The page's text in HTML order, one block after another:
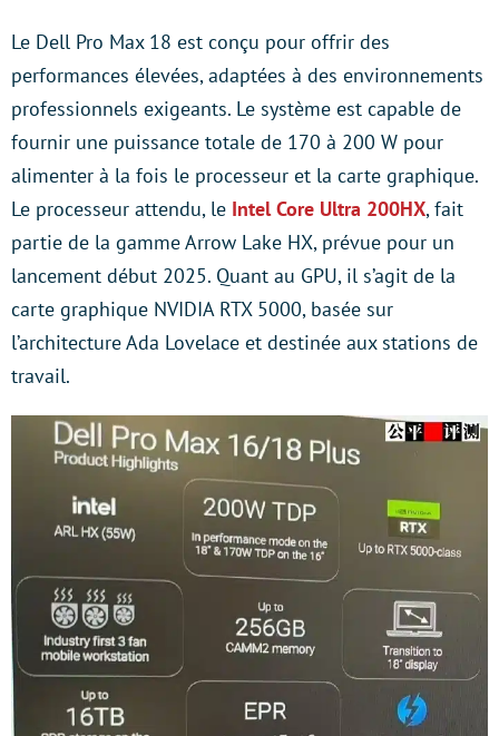
Le Dell Pro Max 18 est conçu pour offrir des
performances élevées, adaptées à des environnements
professionnels exigeants. Le système est capable de
fournir une puissance totale de 170 à 200 W pour
alimenter à la fois le processeur et la carte graphique.
Le processeur attendu, le Intel Core Ultra 200HX, fait
partie de la gamme Arrow Lake HX, prévue pour un
lancement début 2025. Quant au GPU, il s’agit de la
carte graphique NVIDIA RTX 5000, basée sur
l’architecture Ada Lovelace et destinée aux stations de
travail.